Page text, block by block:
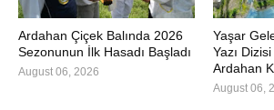
Ardahan Çiçek Balında 2026
Sezonunun İlk Hasadı Başladı
August 06, 2026
Yaşar
Yazı
Ardahan
August 06,